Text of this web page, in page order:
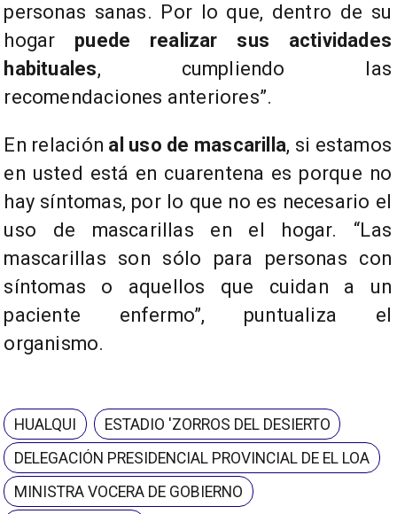
personas sanas. Por lo que, dentro de su
hogar puede realizar sus actividades
habituales, cumpliendo las
recomendaciones anteriores”.
En relación al uso de mascarilla, si estamos
en usted está en cuarentena es porque no
hay síntomas, por lo que no es necesario el
uso de mascarillas en el hogar. “Las
mascarillas son sólo para personas con
síntomas o aquellos que cuidan a un
paciente enfermo”, puntualiza el
organismo.
HUALQUI
ESTADIO 'ZORROS DEL DESIERTO
DELEGACIÓN PRESIDENCIAL PROVINCIAL DE EL LOA
MINISTRA VOCERA DE GOBIERNO